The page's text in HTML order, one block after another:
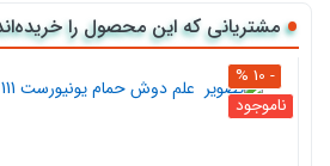
دور دوشي حمام شیشه ای شاینی مدل N-SC021
جنس پانل زیر دوشی های شرکت
مقاومت بالایی دارد. این
مشتریانی که این محصول را
- 10 %
ناموجود